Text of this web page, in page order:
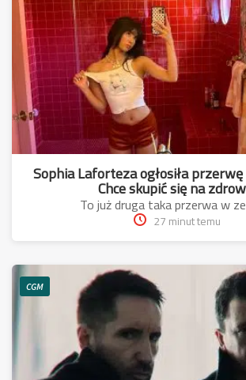
Sophia Laforteza ogłosiła przerwę
Chce skupić się na
To już druga taka przerwa w
27 minut temu
CGM